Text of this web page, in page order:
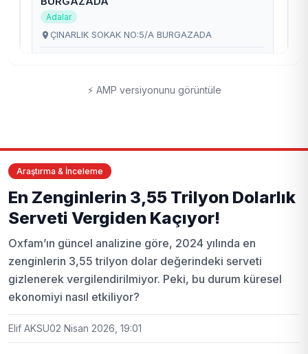
⚡ AMP versiyonunu görüntüle
Araştırma & İnceleme
En Zenginlerin 3,55 Trilyon Dolarlık
Serveti Vergiden Kaçıyor!
Oxfam’ın güncel analizine göre, 2024 yılında en
zenginlerin 3,55 trilyon dolar değerindeki serveti
gizlenerek vergilendirilmiyor. Peki, bu durum küresel
ekonomiyi nasıl etkiliyor?
Elif AKSU02 Nisan 2026, 19:01